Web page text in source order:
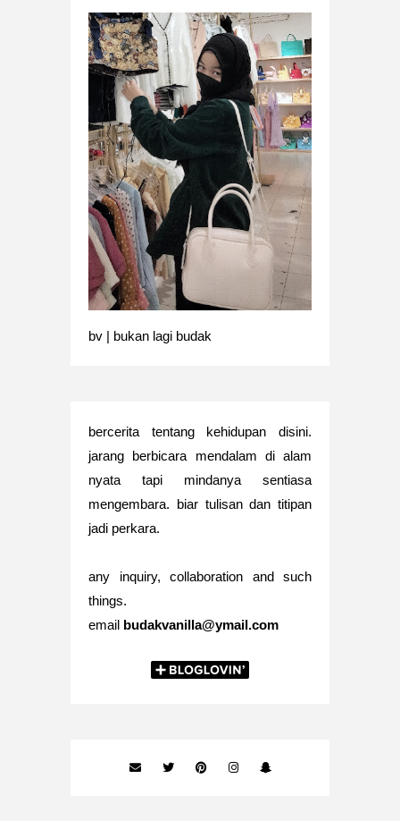
bv | bukan lagi budak
bercerita tentang kehidupan disini.
jarang berbicara mendalam di alam
nyata tapi mindanya sentiasa
mengembara. biar tulisan dan titipan
jadi perkara.
any inquiry, collaboration and such
things.
email budakvanilla@ymail.com